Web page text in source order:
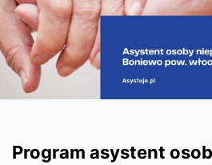
Program asystent